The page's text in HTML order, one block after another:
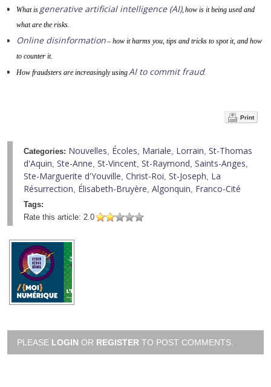
What is generative artificial intelligence (AI), how is it being used and
what are the risks.
Online disinformation– how it harms you, tips and tricks to spot it, and how
to counter it.
How fraudsters are increasingly usingAI to commit fraud.
Print
Categories: Nouvelles Écoles Mariale Lorrain St-Thomas
d'Aquin Ste-Anne St-Vincent St-Raymond Saints-Anges
Ste-Marguerite d'Youville Christ-Roi St-Joseph La
Résurrection Élisabeth-Bruyère Algonquin Franco-Cité
Tags:
Rate this article: 2.0
PLEASE LOGIN OR REGISTER TO POST COMMENTS.